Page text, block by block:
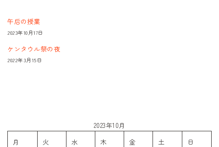
午后の授業
2023年10月17日
ケンタウル祭の夜
2022年3月15日
2023年10月
月
火 水 木 金 土 日